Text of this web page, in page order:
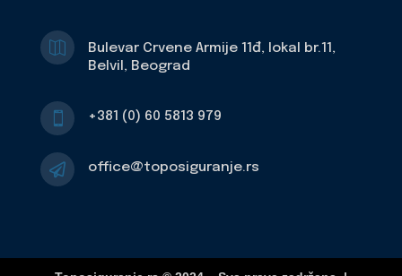

Bulevar Crvene Armije 11đ, lokal br.11,
Belvil, Beograd
 +381 (0) 60 5813 979
 office@toposiguranje.rs